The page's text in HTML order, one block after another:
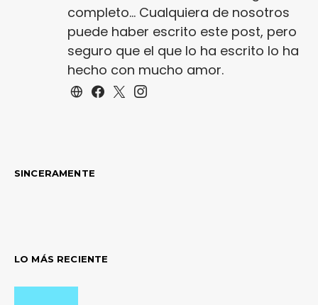
completo... Cualquiera de nosotros
puede haber escrito este post, pero
seguro que el que lo ha escrito lo ha
hecho con mucho amor.
SINCERAMENTE
LO MÁS RECIENTE